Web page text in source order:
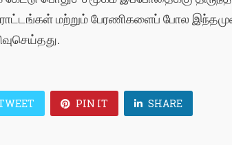
மற்றும் பேரணிகளைப் போல
PIN IT SHARE